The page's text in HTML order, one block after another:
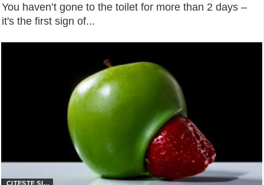
You haven’t gone to the toilet for more than 2 days –
it's the first sign of...